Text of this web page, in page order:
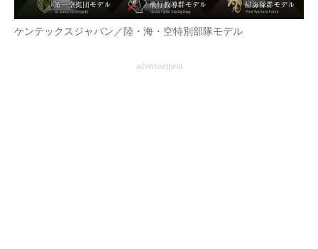
ケンテックスジャパン／陸・海・空特別部隊モデル
advertisement